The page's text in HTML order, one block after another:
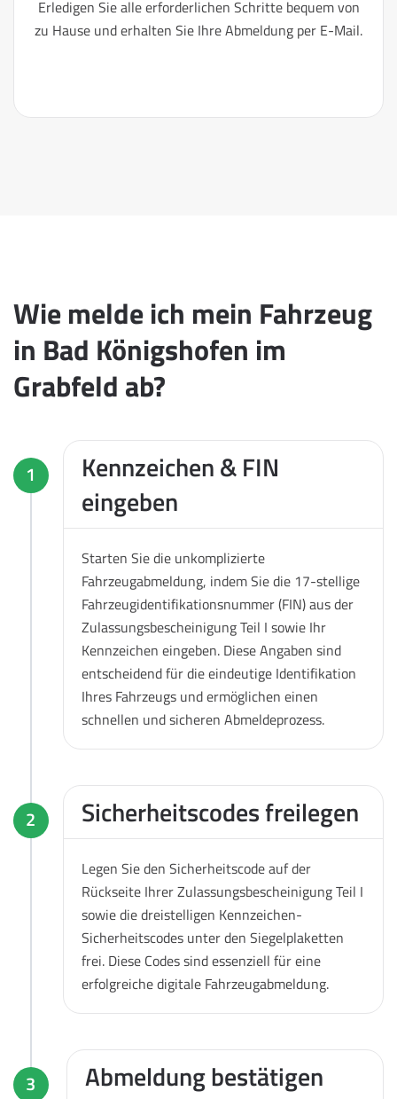
Erledigen Sie alle erforderlichen Schritte bequem von
zu Hause und erhalten Sie Ihre Abmeldung per E-Mail.
Wie melde ich mein Fahrzeug
in Bad Königshofen im
Grabfeld ab?
1
Kennzeichen & FIN
eingeben
Starten Sie die unkomplizierte
Fahrzeugabmeldung, indem Sie die 17-stellige
Fahrzeugidentifikationsnummer (FIN) aus der
Zulassungsbescheinigung Teil I sowie Ihr
Kennzeichen eingeben. Diese Angaben sind
entscheidend für die eindeutige Identifikation
Ihres Fahrzeugs und ermöglichen einen
schnellen und sicheren Abmeldeprozess.
2 Sicherheitscodes freilegen
Legen Sie den Sicherheitscode auf der
Rückseite Ihrer Zulassungsbescheinigung Teil I
sowie die dreistelligen Kennzeichen-
Sicherheitscodes unter den Siegelplaketten
frei. Diese Codes sind essenziell für eine
erfolgreiche digitale Fahrzeugabmeldung.
3 Abmeldung bestätigen